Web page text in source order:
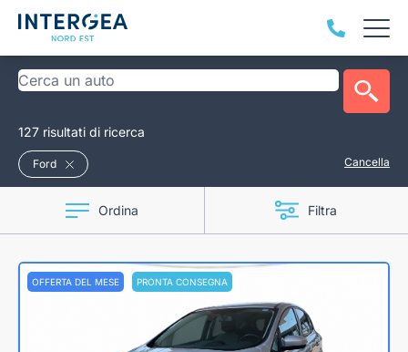
127 risultati di ricerca
Ford Cancella
Ordina Filtra
OFFERTA DEL MESE PRONTA CONSEGNA